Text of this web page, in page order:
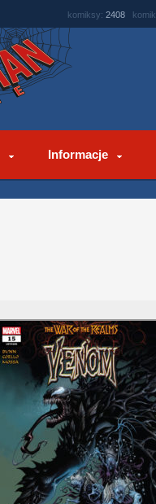
komiksy: 2408
Informacje